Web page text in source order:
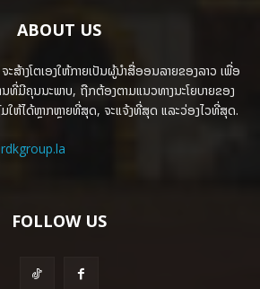
ABOUT US
ສ້າງໂຕເອງໃຫ້ກາຍເປັນຜູ້ນຳສື່ອອນລາຍຂອງລາວ ເພື່ອ
ທີ່ມີຄຸນນະພາບ, ຖືກຕ້ອງຕາມແນວທາງນະໂຍບາຍຂອງ
ຫ້ໄດ້ຫຼາກຫຼາຍທີ່ສຸດ, ຈະແຈ້ງທີ່ສຸດ ແລະວ່ອງໄວທີ່ສຸດ.
FOLLOW US